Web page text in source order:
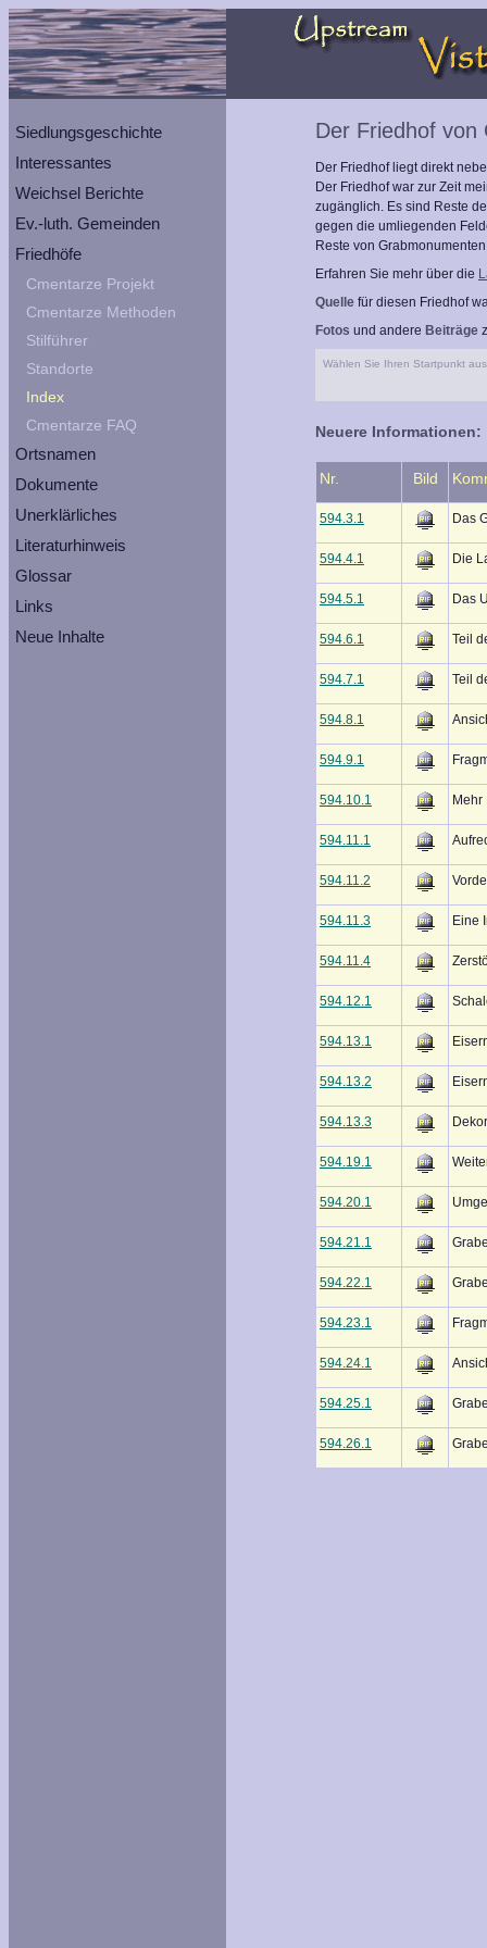
Siedlungsgeschichte
Interessantes
Weichsel Berichte
Ev.-luth. Gemeinden
Friedhöfe
Cmentarze Projekt
Cmentarze Methoden
Stilführer
Standorte
Index
Cmentarze FAQ
Ortsnamen
Dokumente
Unerklärliches
Literaturhinweis
Glossar
Links
Neue Inhalte
Der Friedhof von
Der Friedhof liegt direkt
Der Friedhof war zur Zeit
zugänglich. Es sind Reste
gegen die umliegenden
Reste von
Erfahren Sie mehr über die
Quelle für diesen Friedhof
Fotos und andere Beiträge
Wählen Sie Ihren Startpunkt
Neuere Informationen:
Nr. Bild
594.3.1 Das
594.4.1 Die
594.5.1 Das
594.6.1 Teil
594.7.1 Teil
594.8.1
594.9.1
594.10.1 Mehr
594.11.1
594.11.2
594.11.3 Eine
594.11.4
594.12.1
594.13.1
594.13.2
594.13.3
594.19.1
594.20.1
594.21.1
594.22.1
594.23.1
594.24.1
594.25.1
594.26.1